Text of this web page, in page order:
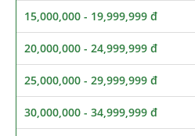
15,000,000 - 19,999,999 đ
20,000,000 - 24,999,999 đ
25,000,000 - 29,999,999 đ
30,000,000 - 34,999,999 đ